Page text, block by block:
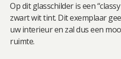
Op dit glasschilder is een
zwart wit tint. Dit exemplaar
uw interieur en zal dus een
ruimte.